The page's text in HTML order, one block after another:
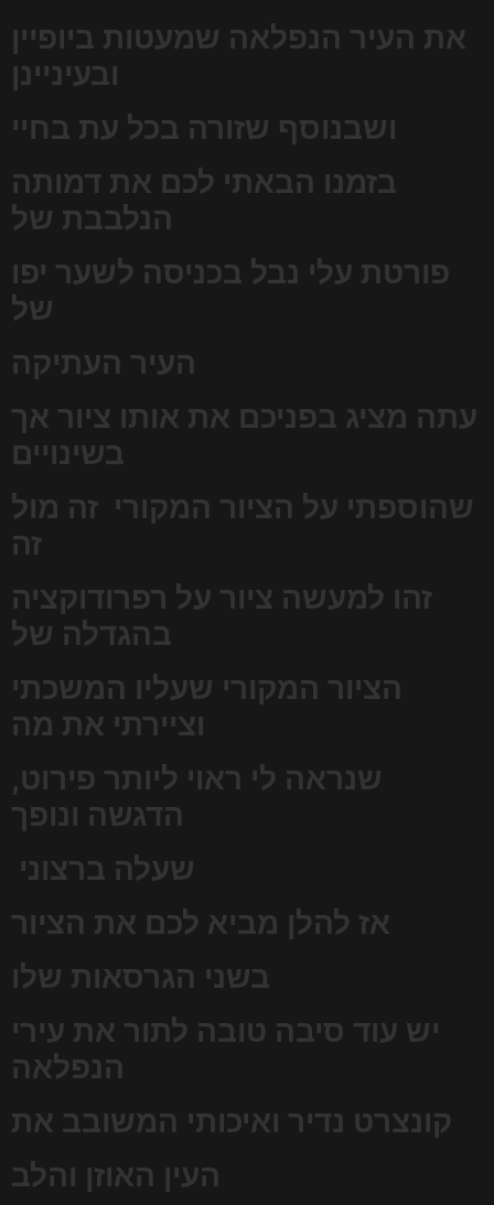
את העיר הנפלאה שמעטות ביופיין
ובעיניינן
ושבנוסף שזורה בכל עת בחיי
בזמנו הבאתי לכם את דמותה
הנלבבת של
פורטת עלי נבל בכניסה לשער יפו
של
העיר העתיקה
עתה מציג בפניכם את אותו ציור אך
בשינויים
שהוספתי על הציור המקורי זה מול
זהו למעשה ציור על רפרודוקציה
בהגדלה של
הציור המקורי שעליו המשכתי
וציירתי את מה
שנראה לי ראוי ליותר פירוט,
הדגשה ונופך
שעלה ברצוני
אז להלן מביא לכם את הציור
בשני הגרסאות שלו
יש עוד סיבה טובה לתור את עירי
הנפלאה
קונצרט נדיר ואיכותי המשובב את
העין האוזן והלב